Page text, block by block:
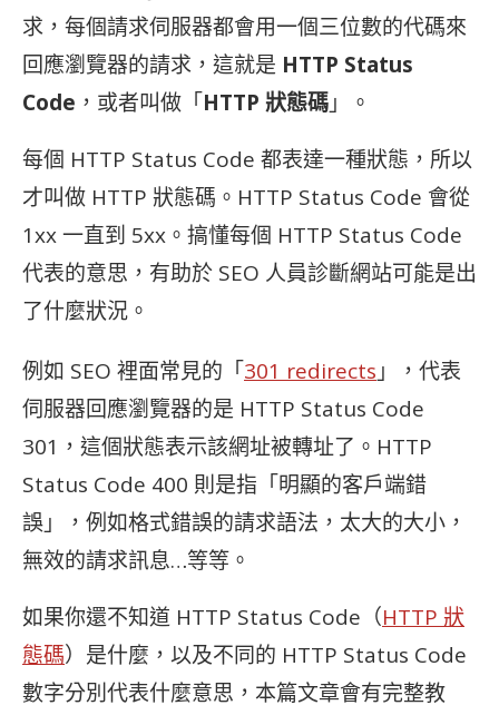
求，每個請求伺服器都會用一個三位數的代碼來
回應瀏覽器的請求，這就是 HTTP Status
Code ，或者叫做「HTTP 狀態碼」。
每個 HTTP Status Code 都表達一種狀態，所以
才叫做 HTTP 狀態碼。HTTP Status Code 會從
1xx 一直到 5xx。搞懂每個 HTTP Status Code
代表的意思，有助於 SEO 人員診斷網站可能是出
了什麼狀況。
例如 SEO 裡面常見的「301 redirects 」，代表
伺服器回應瀏覽器的是 HTTP Status Code
301，這個狀態表示該網址被轉址了。HTTP
Status Code 400 則是指「明顯的客戶端錯
誤」，例如格式錯誤的請求語法，太大的大小，
無效的請求訊息…等等。
如果你還不知道 HTTP Status Code（HTTP 狀
態碼）是什麼，以及不同的 HTTP Status Code
數字分別代表什麼意思，本篇文章會有完整教